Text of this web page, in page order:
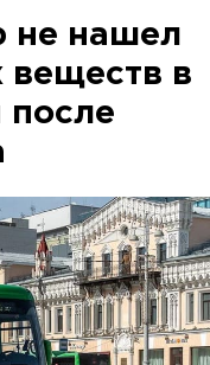
не нашел
веществ в
после